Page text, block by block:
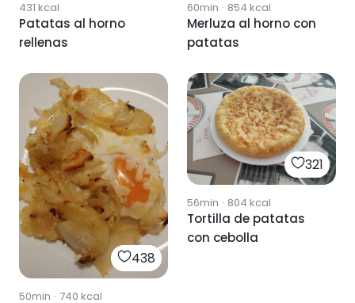
431 kcal
Patatas al horno
rellenas
60min · 854 kcal
Merluza al horno con
patatas
438
50min · 740 kcal
321
56min · 804 kcal
Tortilla de patatas
con cebolla